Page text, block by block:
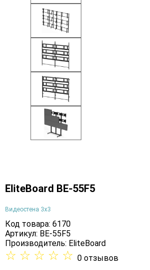
EliteBoard BE-55F5
Видеостена 3х3
Код товара: 6170
Артикул: BE-55F5
Производитель: EliteBoard
☆ ☆ ☆ ☆ ☆ 0 отзывов